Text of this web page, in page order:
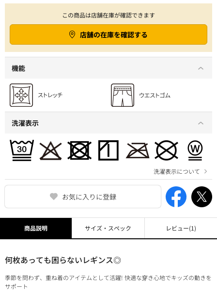
お気に入りに登録
この商品は店舗在庫が確認できます
店舗の在庫を確認する
機能
洗濯表示
洗濯表示について
商品説明
何枚あっても困らないレギンス◎
季節を問わず、重ね着のアイテムとして活躍! 快適な穿き心地でキッズの動きを
サポート
サイズ・スペック レビュー(1)